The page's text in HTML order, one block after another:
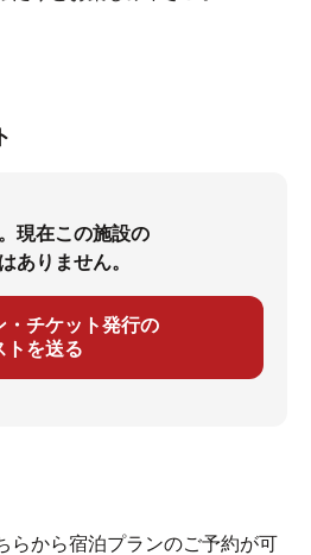
現在この施設の
ありません。
・チケット発行の
トを送る
らから宿泊プランのご予約が可